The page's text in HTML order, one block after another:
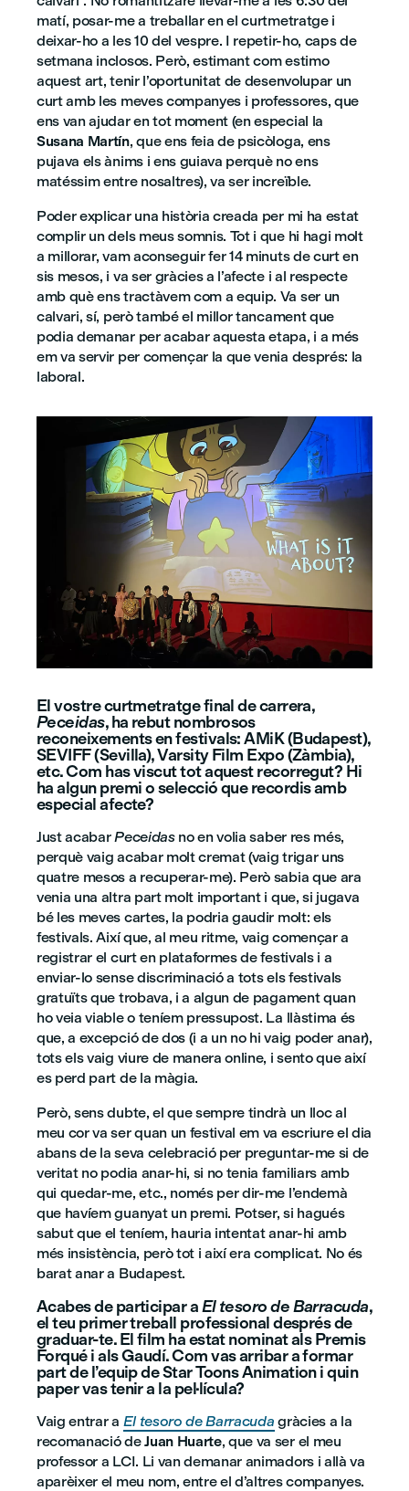
matí, posar-me a treballar en el curtmetratge i
deixar-ho a les 10 del vespre. I repetir-ho, caps de
setmana inclosos. Però, estimant com estimo
aquest art, tenir l’oportunitat de desenvolupar un
curt amb les meves companyes i professores, que
ens van ajudar en tot moment (en especial la
Susana Martín, que ens feia de psicòloga, ens
pujava els ànims i ens guiava perquè no ens
matéssim entre nosaltres), va ser increïble.
Poder explicar una història creada per mi ha estat
complir un dels meus somnis. Tot i que hi hagi molt
a millorar, vam aconseguir fer 14 minuts de curt en
sis mesos, i va ser gràcies a l’afecte i al respecte
amb què ens tractàvem com a equip. Va ser un
calvari, sí, però també el millor tancament que
podia demanar per acabar aquesta etapa, i a més
em va servir per començar la que venia després: la
laboral.
El vostre curtmetratge final de carrera,
Peceidas, ha rebut nombrosos
reconeixements en festivals: AMiK (Budapest),
SEVIFF (Sevilla), Varsity Film Expo (Zàmbia),
etc. Com has viscut tot aquest recorregut? Hi
ha algun premi o selecció que recordis amb
especial afecte?
Just acabarPeceidasno en volia saber res més,
perquè vaig acabar molt cremat (vaig trigar uns
quatre mesos a recuperar-me). Però sabia que ara
venia una altra part molt important i que, si jugava
bé les meves cartes, la podria gaudir molt: els
festivals. Així que, al meu ritme, vaig començar a
registrar el curt en plataformes de festivals i a
enviar-lo sense discriminació a tots els festivals
gratuïts que trobava, i a algun de pagament quan
ho veia viable o teníem pressupost. La llàstima és
que, a excepció de dos (i a un no hi vaig poder anar),
tots els vaig viure de manera online, i sento que així
es perd part de la màgia.
Però, sens dubte, el que sempre tindrà un lloc al
meu cor va ser quan un festival em va escriure el dia
abans de la seva celebració per preguntar-me si de
veritat no podia anar-hi, si no tenia familiars amb
qui quedar-me, etc., només per dir-me l’endemà
que havíem guanyat un premi. Potser, si hagués
sabut que el teníem, hauria intentat anar-hi amb
més insistència, però tot i així era complicat. No és
barat anar a Budapest.
Acabes de participar aEl tesoro de Barracuda,
el teu primer treball professional després de
graduar-te. El film ha estat nominat als Premis
Forqué i als Gaudí. Com vas arribar a formar
part de l’equip de Star Toons Animation i quin
paper vas tenir a la pel·lícula?
Vaig entrar a El tesoro de Barracuda gràcies a la
recomanació deJuan Huarte, que va ser el meu
professor a LCI. Li van demanar animadors i allà va
aparèixer el meu nom, entre el d’altres companyes.